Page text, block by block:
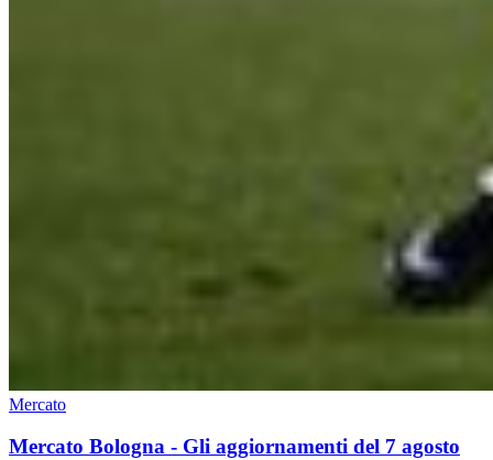
Mercato
Mercato Bologna - Gli aggiornamenti del 7 agosto